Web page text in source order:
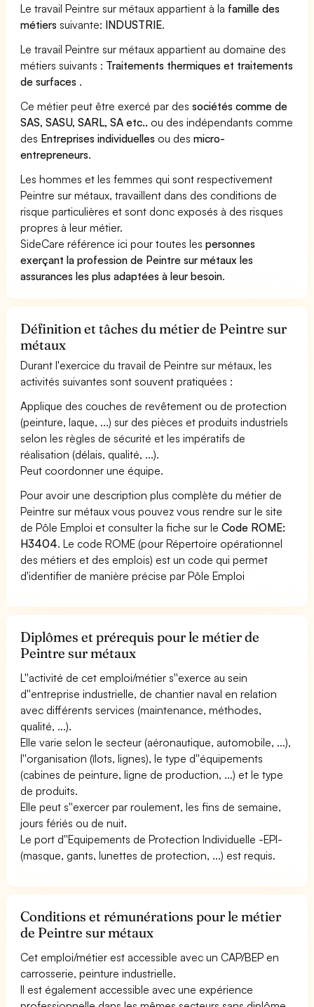
Le travail Peintre sur métaux appartient à la famille des
métiers suivante: INDUSTRIE.
Le travail Peintre sur métaux appartient au domaine des
métiers suivants : Traitements thermiques et traitements
de surfaces .
Ce métier peut être exercé par dessociétés comme de
SAS, SASU, SARL, SA etc.. ou des indépendants comme
des Entreprises individuelles ou desmicro-
entrepreneurs.
Les hommes et les femmes qui sont respectivement
Peintre sur métaux, travaillent dans des conditions de
risque particulières et sont donc exposés à des risques
propres à leur métier.
SideCare référence ici pour toutes lespersonnes
exerçant la profession de Peintre sur métaux les
assurances les plus adaptées à leur besoin.
Définition et tâches du métier de Peintre sur
métaux
Durant l'exercice du travail de Peintre sur métaux, les
activités suivantes sont souvent pratiquées :
Applique des couches de revêtement ou de protection
(peinture, laque, ...) sur des pièces et produits industriels
selon les règles de sécurité et les impératifs de
réalisation (délais, qualité, ...).
Peut coordonner une équipe.
Pour avoir une description plus complète du métier de
Peintre sur métaux vous pouvez vous rendre sur le site
de Pôle Emploi et consulter la fiche sur leCode ROME:
H3404. Le code ROME (pour Répertoire opérationnel
des métiers et des emplois) est un code qui permet
d'identifier de manière précise par Pôle Emploi
Diplômes et prérequis pour le métier de
Peintre sur métaux
L''activité de cet emploi/métier s''exerce au sein
d''entreprise industrielle, de chantier naval en relation
avec différents services (maintenance, méthodes,
qualité, ...).
Elle varie selon le secteur (aéronautique, automobile, ...),
l''organisation (îlots, lignes), le type d''équipements
(cabines de peinture, ligne de production, ...) et le type
de produits.
Elle peut s''exercer par roulement, les fins de semaine,
jours fériés ou de nuit.
Le port d''Equipements de Protection Individuelle -EPI-
(masque, gants, lunettes de protection, ...) est requis.
Conditions et rémunérations pour le métier
de Peintre sur métaux
Cet emploi/métier est accessible avec un CAP/BEP en
carrosserie, peinture industrielle.
Il est également accessible avec une expérience